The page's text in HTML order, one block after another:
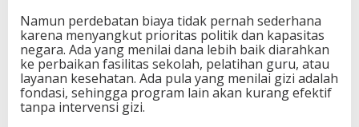
Namun perdebatan biaya tidak pernah sederhana
karena menyangkut prioritas politik dan kapasitas
negara. Ada yang menilai dana lebih baik diarahkan
ke perbaikan fasilitas sekolah, pelatihan guru, atau
layanan kesehatan. Ada pula yang menilai gizi adalah
fondasi, sehingga program lain akan kurang efektif
tanpa intervensi gizi.